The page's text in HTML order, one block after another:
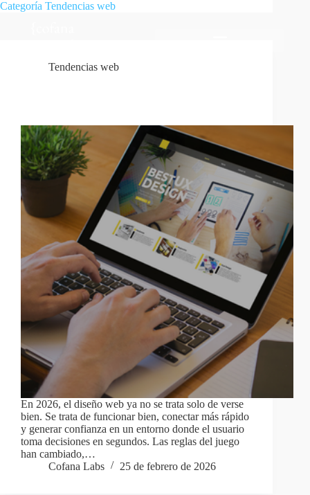
Categoría Tendencias web
Tendencias web
En 2026, el diseño web ya no se trata solo de verse
bien. Se trata de funcionar bien, conectar más rápido
y generar confianza en un entorno donde el usuario
toma decisiones en segundos. Las reglas del juego
han cambiado,…
Cofana Labs
25 de febrero de 2026